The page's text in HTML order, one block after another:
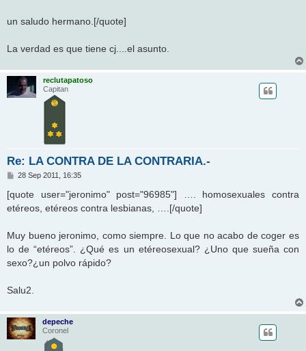
un saludo hermano.[/quote]
La verdad es que tiene cj....el asunto.
reclutapatoso
Capitan
Re: LA CONTRA DE LA CONTRARIA.-
M
n
a
28 Sep 2011, 16:35
[quote user="jeronimo" post="96985"] …. homosexuales contra
etéreos, etéreos contra lesbianas, ….[/quote]
Muy bueno jeronimo, como siempre. Lo que no acabo de coger es
lo de “etéreos”. ¿Qué es un etéreosexual? ¿Uno que sueña con
sexo?¿un polvo rápido?
Salu2.
depeche
Coronel